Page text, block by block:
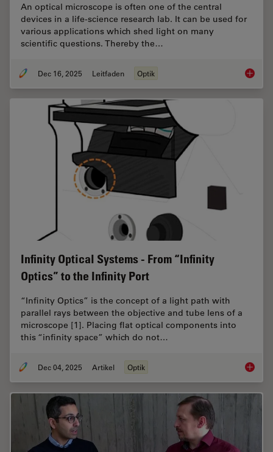
An optical microscope is often one of the central
devices in a life-science research lab. It can be used for
various applications which shed light on many
scientific questions. Thereby the…
Dec 16, 2025 Leitfaden Optik Factors
Infinity Optical Systems - From “Infinity
Optics” to the Infinity Port
“Infinity Optics” is the concept of a light path with
parallel rays between the objective and tube lens of a
microscope [1]. Placing flat optical components into
this “infinity space” which do not…
Dec 04, 2025 Artikel Optik Infinity